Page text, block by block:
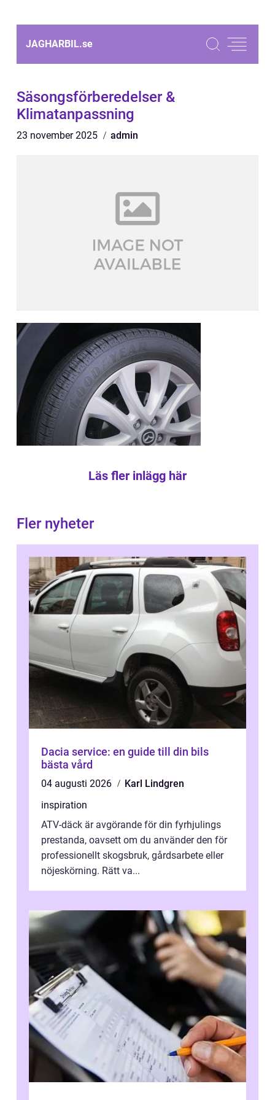
JAGHARBIL.se
Säsongsförberedelser &
Klimatanpassning
23 november 2025 admin
Läs fler inlägg här
Fler nyheter
Dacia service: en guide till din bils
bästa vård
04 augusti 2026
Karl Lindgren
inspiration
ATV-däck är avgörande för din fyrhjulings
prestanda, oavsett om du använder den för
professionellt skogsbruk, gårdsarbete eller
nöjeskörning. Rätt va...